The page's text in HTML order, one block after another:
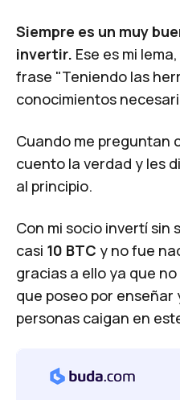
Siempre es un muy
invertir. Ese es mi
frase "Teniendo las
conocimientos
Cuando me preguntan
cuento la verdad y les
al principio.
Con mi socio invertí sin
casi 10 BTC y no fue
gracias a ello ya que
que poseo por enseñar
personas caigan en